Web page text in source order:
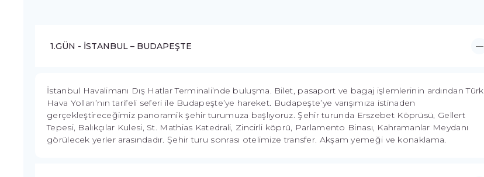
1.GÜN - İSTANBUL – BUDAPEŞTE
İstanbul Havalimanı Dış Hatlar Terminali’nde buluşma. Bilet, pasaport ve bagaj işlemlerinin ardından Türk
Hava Yolları’nın tarifeli seferi ile Budapeşte’ye hareket. Budapeşte’ye varışımıza istinaden
gerçekleştireceğimiz panoramik şehir turumuza başlıyoruz. Şehir turunda Erszebet Köprüsü, Gellert
Tepesi, Balıkçılar Kulesi, St. Mathias Katedrali, Zincirli köprü, Parlamento Binası, Kahramanlar Meydanı
görülecek yerler arasındadır. Şehir turu sonrası otelimize transfer. Akşam yemeği ve konaklama.